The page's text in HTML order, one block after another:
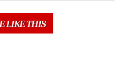
LIKE THIS